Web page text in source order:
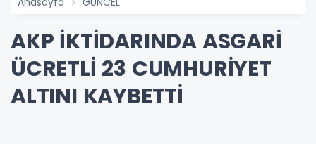
AKP İKTİDARINDA ASGARİ
ÜCRETLİ 23 CUMHURİYET
ALTINI KAYBETTİ